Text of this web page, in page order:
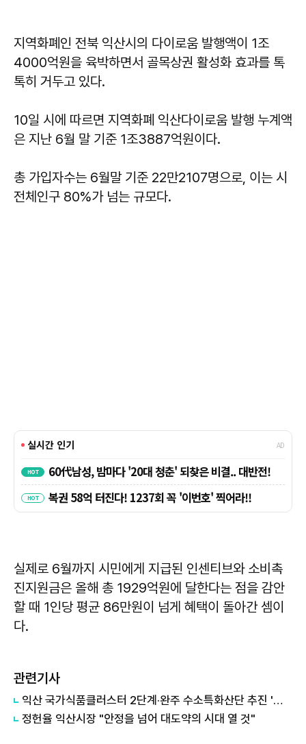
지역화폐인 전북 익산시의 다이로움 발행액이 1조
4000억원을 육박하면서 골목상권 활성화 효과를 톡
톡히 거두고 있다.
10일 시에 따르면 지역화폐 익산다이로움 발행 누계액
은 지난 6월 말 기준 1조3887억원이다.
총 가입자수는 6월말 기준 22만2107명으로, 이는 시
전체인구 80%가 넘는 규모다.
실제로 6월까지 시민에게 지급된 인센티브와 소비촉
진지원금은 올해 총 1929억원에 달한다는 점을 감안
할 때 1인당 평균 86만원이 넘게 혜택이 돌아간 셈이
다.
관련기사
익산 국가식품클러스터 2단계·완주 수소특화산단 추진 '든든'
정헌율 익산시장 "안정을 넘어 대도약의 시대 열 것"